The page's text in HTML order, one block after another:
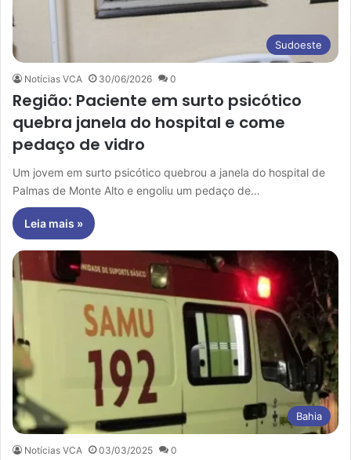
Sudoeste
Notícias VCA 30/06/2026 0
Região: Paciente em surto psicótico
quebra janela do hospital e come
pedaço de vidro
Um jovem em surto psicótico quebrou a janela do hospital de
Palmas de Monte Alto e engoliu um pedaço de…
Leia mais »
Bahia
Notícias VCA 03/03/2025 0